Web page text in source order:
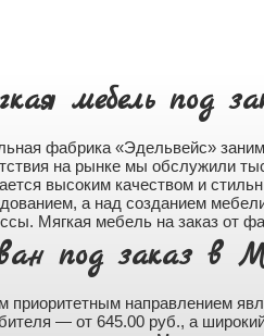
мебель под
фабрика «Эдельвейс»
на рынке мы обслужили
высоким качеством и
а над созданием
Мягкая мебель на заказ от
под заказ в
приоритетным направлением
— от 645.00 руб., а